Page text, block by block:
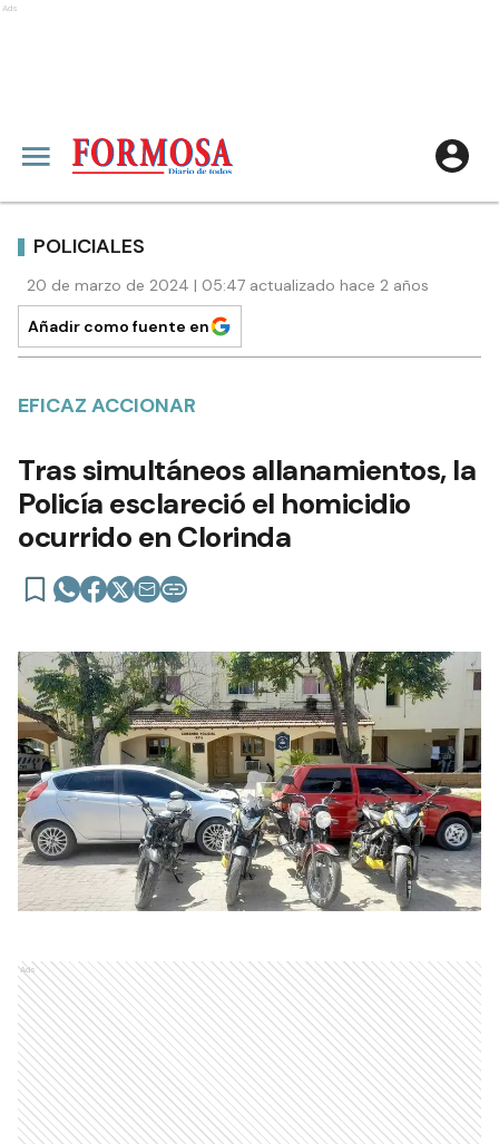
Ads
POLICIALES
20 de marzo de 2024 | 05:47 actualizado hace 2 años
Añadir como fuente en
EFICAZ ACCIONAR
Tras simultáneos allanamientos, la
Policía esclareció el homicidio
ocurrido en Clorinda
Ads